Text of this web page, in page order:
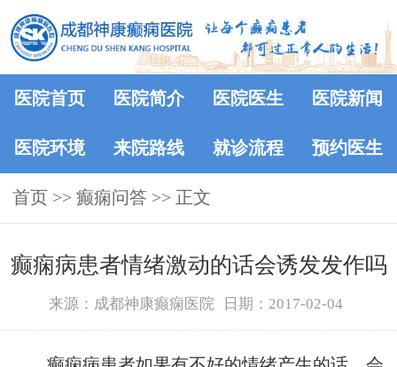
医院首页 医院简介 医院医生 医院新闻
医院环境 来院路线 就诊流程 预约医生
首页 >> 癫痫问答 >> 正文
癫痫病患者情绪激动的话会诱发发作吗
来源：成都神康癫痫医院 日期：2017-02-04